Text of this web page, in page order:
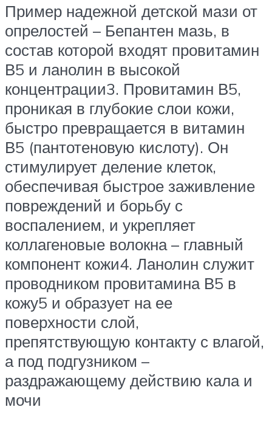
Пример надежной детской мази от
опрелостей – Бепантен мазь, в
состав которой входят провитамин
В5 и ланолин в высокой
концентрации3. Провитамин В5,
проникая в глубокие слои кожи,
быстро превращается в витамин
В5 (пантотеновую кислоту). Он
стимулирует деление клеток,
обеспечивая быстрое заживление
повреждений и борьбу с
воспалением, и укрепляет
коллагеновые волокна – главный
компонент кожи4. Ланолин служит
проводником провитамина В5 в
кожу5 и образует на ее
поверхности слой,
препятствующую контакту с влагой,
а под подгузником –
раздражающему действию кала и
мочи